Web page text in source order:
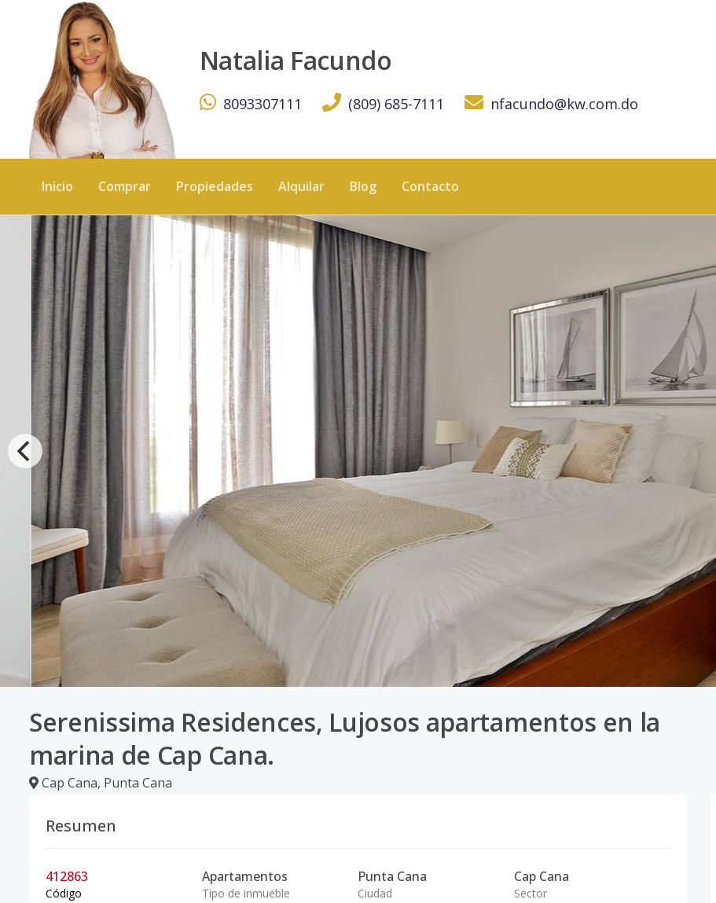
Natalia Facundo
8093307111 (809) 685-7111 nfacundo@kw.com.do
Inicio Comprar Propiedades Alquilar Blog Contacto
Serenissima Residences, Lujosos apartamentos en la
marina de Cap Cana.
Cap Cana, Punta Cana
Resumen
412863
Código
Apartamentos
Tipo de inmueble
Punta Cana
Ciudad
Cap Cana
Sector
Serenissima Residences, Lujosos apartamentos en la marina de Cap Cana. - KW DOMINICANA